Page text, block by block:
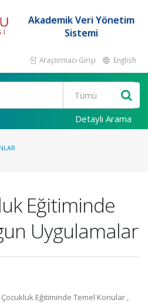
Akademik Veri Yönetim
Sistemi
Araştırmacı Girişi English
Detaylı Arama
Eğitiminde
Uygulamalar
Eğitiminde Temel Konular ,